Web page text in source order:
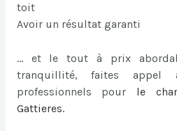
toit
Avoir un résultat garanti
… et le tout à prix
tranquillité, faites
professionnels pour le
Gattieres.